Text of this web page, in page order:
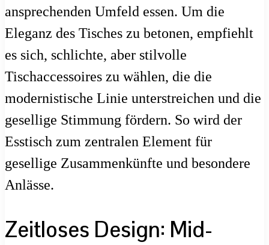
ansprechenden Umfeld essen. Um die
Eleganz des Tisches zu betonen, empfiehlt
es sich, schlichte, aber stilvolle
Tischaccessoires zu wählen, die die
modernistische Linie unterstreichen und die
gesellige Stimmung fördern. So wird der
Esstisch zum zentralen Element für
gesellige Zusammenkünfte und besondere
Anlässe.
Zeitloses Design: Mid-